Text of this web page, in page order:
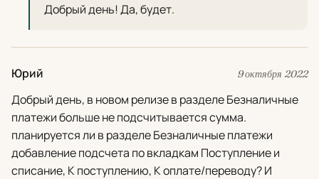
Добрый день! Да, будет.
Юрий 9 октября 2022
Добрый день, в новом релизе в разделе Безналичные
платежи больше не подсчитывается сумма.
планируется ли в разделе Безналичные платежи
добавление подсчета по вкладкам Поступление и
списание, К поступлению, К оплате/переводу? И